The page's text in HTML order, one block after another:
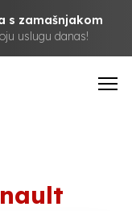
s zamašnjakom
uslugu danas!